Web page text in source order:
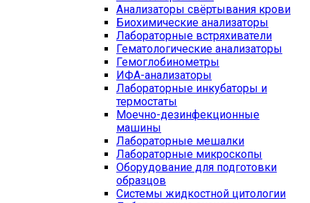
Анализаторы свёртывания крови
Биохимические анализаторы
Лабораторные встряхиватели
Гематологические анализаторы
Гемоглобинометры
ИФА-анализаторы
Лабораторные инкубаторы и
термостаты
Моечно-дезинфекционные
машины
Лабораторные мешалки
Лабораторные микроскопы
Оборудование для подготовки
образцов
Системы жидкостной цитологии